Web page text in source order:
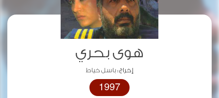
هوى بحري
إخراج :باسل خياط
1997